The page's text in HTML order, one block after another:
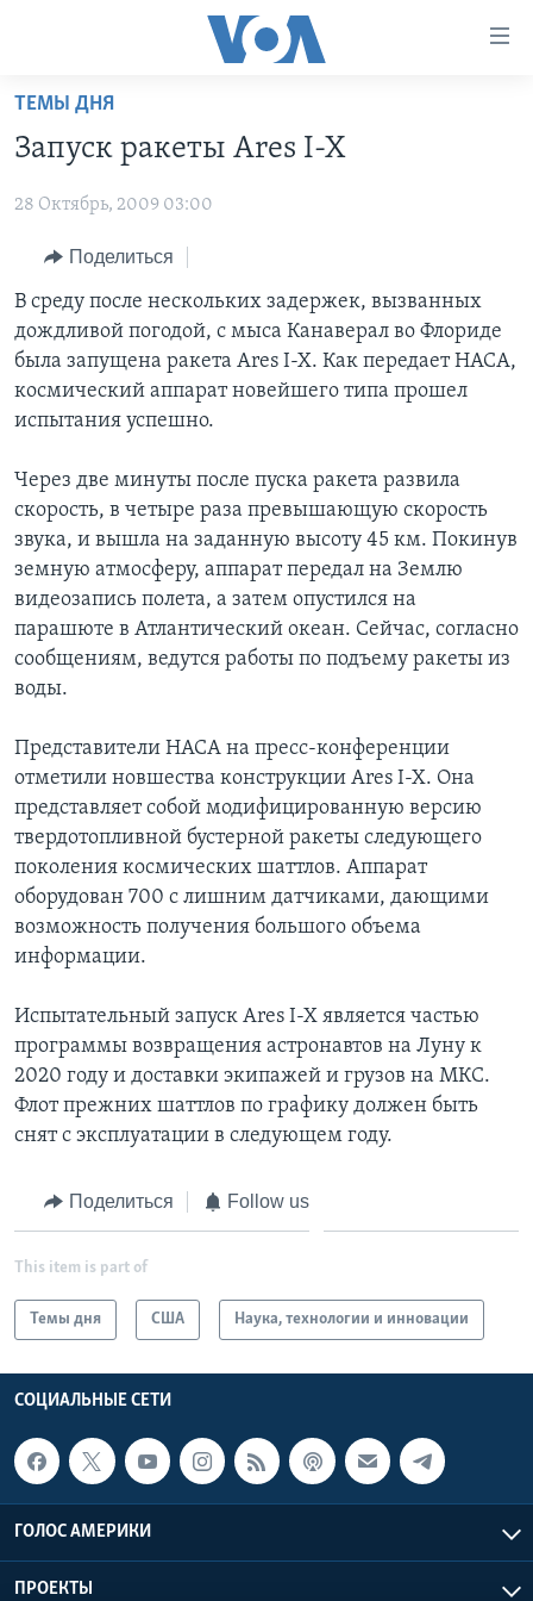
Перейти
основной
Перейти
навигации
Перейти
поиск
ПРОГРАММЫ
АМЕРИКА
НОВОСТИ ЗА МИНУТУ
ИТОГИ
ПОЧЕМУ ЭТО ВАЖНО?
ДИСКУССИЯ VOA
ДЕТАЛИ
АМЕРИКА. БОЛЬШОЕ ПУТЕШЕСТВИЕ
ПРОЕКТЫ
УЧИМ АНГЛИЙСКИЙ
НАША АМЕРИКАНСКАЯ ИСТОРИЯ
А КАК В АМЕРИКЕ?
АРТЕФАКТЫ
АМЕРИКАНСКИЕ ГОРОДКИ
ЭКСПЕРТИЗА
ИНТЕРВЬЮ
ФАКТЫ ПРОТИВ ФЕЙКОВ
ЗА СВОБОДУ ПРЕССЫ
УЧИМ АНГЛИЙСКИЙ
ВИДЕО
ПОДПИСКА НА НОВОСТИ
Learning English
СОЦИАЛЬНЫЕ СЕТИ
Языки
ТЕМЫ ДНЯ
Запуск ракеты Ares I-X
28 Октябрь, 2009 03:00
Поделиться
В среду после нескольких задержек, вызванных
дождливой погодой, с мыса Канаверал во Флориде
была запущена ракета Ares I-X. Как передает НАСА,
космический аппарат новейшего типа прошел
испытания успешно.
Через две минуты после пуска ракета развила
скорость, в четыре раза превышающую скорость
звука, и вышла на заданную высоту 45 км. Покинув
земную атмосферу, аппарат передал на Землю
видеозапись полета, а затем опустился на
парашюте в Атлантический океан. Сейчас, согласно
сообщениям, ведутся работы по подъему ракеты из
воды.
Представители НАСА на пресс-конференции
отметили новшества конструкции Ares I-X. Она
представляет собой модифицированную версию
твердотопливной бустерной ракеты следующего
поколения космических шаттлов. Аппарат
оборудован 700 с лишним датчиками, дающими
возможность получения большого объема
информации.
Испытательный запуск Ares I-X является частью
программы возвращения астронавтов на Луну к
2020 году и доставки экипажей и грузов на МКС.
Флот прежних шаттлов по графику должен быть
снят с эксплуатации в следующем году.
Поделиться Follow us
This item is part of
Темы дня США Наука, технологии и инновации
СОЦИАЛЬНЫЕ СЕТИ
ГОЛОС АМЕРИКИ
ПРОЕКТЫ